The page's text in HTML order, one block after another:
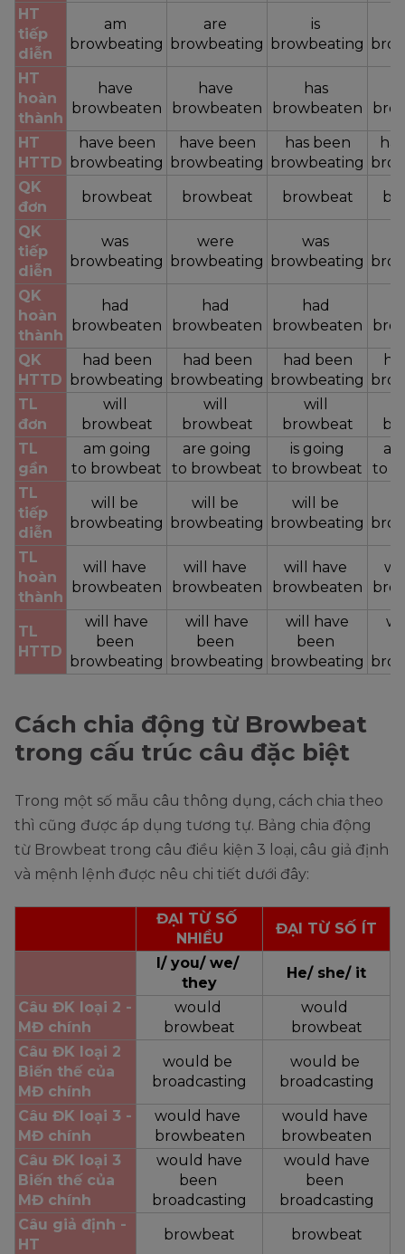
HT
tiếp
diễn
am
browbeating
are
browbeating
is
browbeating
HT
hoàn
thành
have
browbeaten
have
browbeaten
has
browbeaten
HT
HTTD
have been
browbeating
have been
browbeating
has been
browbeating
QK
đơn
browbeat browbeat browbeat
QK
tiếp
diễn
was
browbeating
were
browbeating
was
browbeating
QK
hoàn
thành
had
browbeaten
had
browbeaten
had
browbeaten
QK
HTTD
had been
browbeating
had been
browbeating
had been
browbeating
TL
đơn
will
browbeat
will
browbeat
will
browbeat
TL
gần
am going
to browbeat
are going
to browbeat
is going
to browbeat
to
TL
tiếp
diễn
will be
browbeating
will be
browbeating
will be
browbeating
TL
hoàn
thành
will have
browbeaten
will have
browbeaten
will have
browbeaten
TL
HTTD
will have
been
browbeating
will have
been
browbeating
will have
been
browbeating
Cách chia động từ Browbeat
trong cấu trúc câu đặc biệt
Trong một số mẫu câu thông dụng, cách chia theo
thì cũng được áp dụng tương tự. Bảng chia động
từ Browbeat trong câu điều kiện 3 loại, câu giả định
và mệnh lệnh được nêu chi tiết dưới đây:
ĐẠI TỪ SỐ
NHIỀU
ĐẠI TỪ SỐ ÍT
I/ you/ we/
they
He/ she/ it
Câu ĐK loại 2 -
MĐ chính
would
browbeat
would
browbeat
Câu ĐK loại 2
Biến thế của
MĐ chính
would be
broadcasting
would be
broadcasting
Câu ĐK loại 3 -
MĐ chính
would have
browbeaten
would have
browbeaten
Câu ĐK loại 3
Biến thế của
MĐ chính
would have
been
broadcasting
would have
been
broadcasting
Câu giả định -
HT
browbeat browbeat